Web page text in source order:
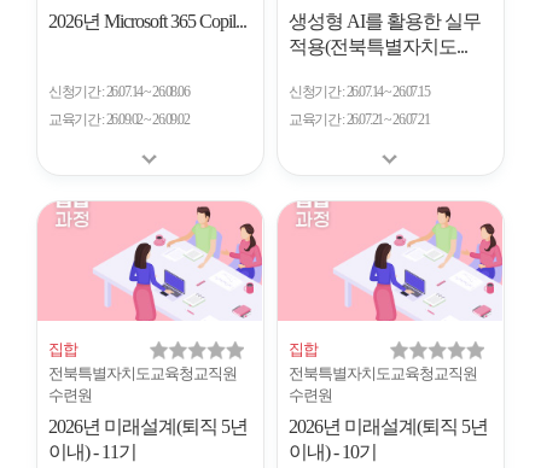
2026년 Microsoft 365 Copil...
신청기간 26.07.14 ~ 26.08.06
교육기간 26.09.02 ~ 26.09.02
생성형 AI를 활용한 실무
적용(전북특별자치도...
신청기간 26.07.14 ~ 26.07.15
교육기간 26.07.21 ~ 26.07.21
집합
전북특별자치도교육청교직원
수련원
2026년 미래설계(퇴직 5년
이내) - 11기
집합
전북특별자치도교육청교직원
수련원
2026년 미래설계(퇴직 5년
이내) - 10기